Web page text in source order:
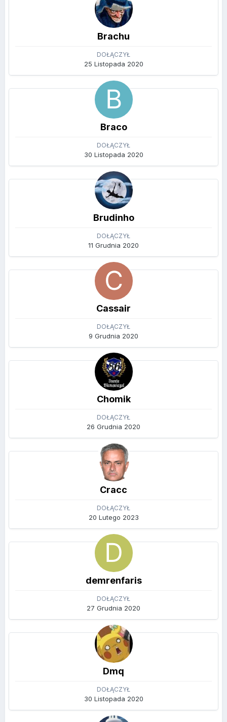
Brachu
DOŁĄCZYŁ
25 Listopada 2020
Braco
DOŁĄCZYŁ
30 Listopada 2020
Brudinho
DOŁĄCZYŁ
11 Grudnia 2020
Cassair
DOŁĄCZYŁ
9 Grudnia 2020
Chomik
DOŁĄCZYŁ
26 Grudnia 2020
Cracc
DOŁĄCZYŁ
20 Lutego 2023
demrenfaris
DOŁĄCZYŁ
27 Grudnia 2020
Dmq
DOŁĄCZYŁ
30 Listopada 2020